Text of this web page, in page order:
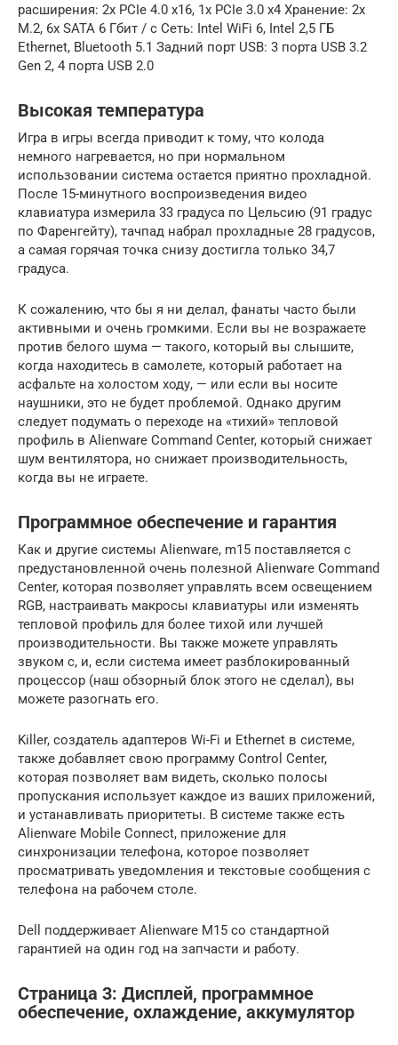
расширения: 2x PCIe 4.0 x16, 1x PCIe 3.0 x4 Хранение: 2x
M.2, 6x SATA 6 Гбит / с Сеть: Intel WiFi 6, Intel 2,5 ГБ
Ethernet, Bluetooth 5.1 Задний порт USB: 3 порта USB 3.2
Gen 2, 4 порта USB 2.0
Высокая температура
Игра в игры всегда приводит к тому, что колода
немного нагревается, но при нормальном
использовании система остается приятно прохладной.
После 15-минутного воспроизведения видео
клавиатура измерила 33 градуса по Цельсию (91 градус
по Фаренгейту), тачпад набрал прохладные 28 градусов,
а самая горячая точка снизу достигла только 34,7
градуса.
К сожалению, что бы я ни делал, фанаты часто были
активными и очень громкими. Если вы не возражаете
против белого шума — такого, который вы слышите,
когда находитесь в самолете, который работает на
асфальте на холостом ходу, — или если вы носите
наушники, это не будет проблемой. Однако другим
следует подумать о переходе на «тихий» тепловой
профиль в Alienware Command Center, который снижает
шум вентилятора, но снижает производительность,
когда вы не играете.
Программное обеспечение и гарантия
Как и другие системы Alienware, m15 поставляется с
предустановленной очень полезной Alienware Command
Center, которая позволяет управлять всем освещением
RGB, настраивать макросы клавиатуры или изменять
тепловой профиль для более тихой или лучшей
производительности. Вы также можете управлять
звуком с, и, если система имеет разблокированный
процессор (наш обзорный блок этого не сделал), вы
можете разогнать его.
Killer, создатель адаптеров Wi-Fi и Ethernet в системе,
также добавляет свою программу Control Center,
которая позволяет вам видеть, сколько полосы
пропускания использует каждое из ваших приложений,
и устанавливать приоритеты. В системе также есть
Alienware Mobile Connect, приложение для
синхронизации телефона, которое позволяет
просматривать уведомления и текстовые сообщения с
телефона на рабочем столе.
Dell поддерживает Alienware M15 со стандартной
гарантией на один год на запчасти и работу.
Страница 3: Дисплей, программное
обеспечение, охлаждение, аккумулятор